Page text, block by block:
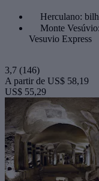
Herculano:
Monte
Vesuvio Express
3,7 (146)
A partir de US$ 58,19
US$ 55,29